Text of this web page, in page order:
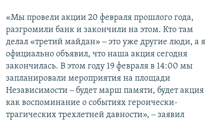
«Мы провели акции 20 февраля прошлого года,
разгромили банк и закончили на этом. Кто там
делал «третий майдан» ‒ это уже другие люди, а я
официально объявил, что наша акция сегодня
закончилась. В этом году 19 февраля в 14:00 мы
запланировали мероприятия на площади
Независимости ‒ будет марш памяти, будет акция
как воспоминание о событиях героически-
трагических трехлетней давности», ‒ заявил